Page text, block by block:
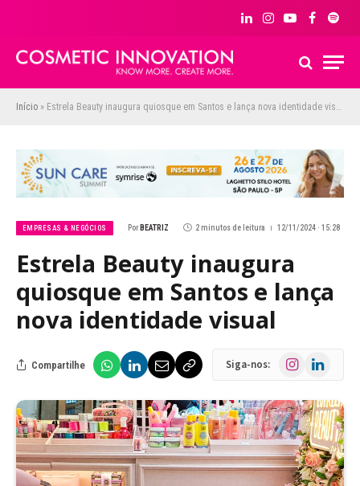
LinkedInInstagram
YouTubeFacebook
Início » Estrela Beauty inaugura quiosque em Santos e lança nova identidade visual
EMPRESAS & NEGÓCIOS Por BEATRIZ 2 minutos de leitura 12/11/2024 · 15:28
Estrela Beauty inaugura
quiosque em Santos e lança
nova identidade visual
Compartilhe Siga-nos: InstagramLinkedIn